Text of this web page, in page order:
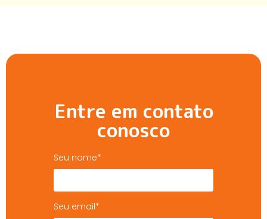
Entre em contato
conosco
Seu nome*
Seu email*